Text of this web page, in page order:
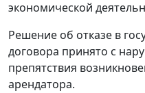
экономической
Решение об отказе в
договора принято с
препятствия
арендатора.